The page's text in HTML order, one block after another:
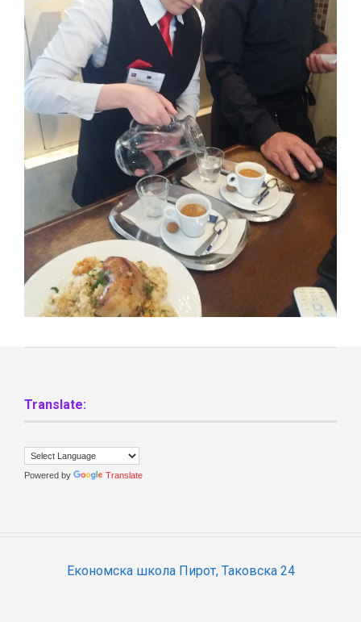
Translate:
Powered by Translate
Економска школа Пирот, Таковска 24